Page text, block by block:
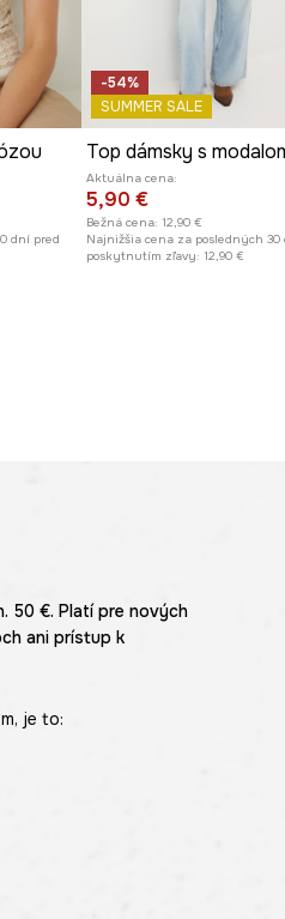
dní pred
-54%
SUMMER SALE
Top dámsky s
Aktuálna cena:
5,90 €
Bežná cena: 12,90 €
Najnižšia cena za posledných 30
poskytnutím zľavy: 12,90 €
50 €. Platí pre nových
ani prístup k
je to: